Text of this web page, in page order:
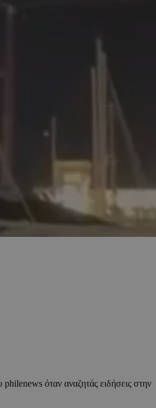
όταν αναζητάς ειδήσεις στην